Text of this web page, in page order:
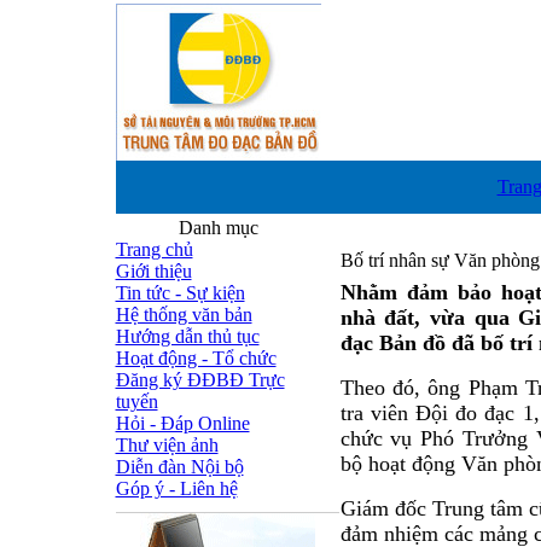
Danh mục
Trang chủ
Giới thiệu
Tin tức - Sự kiện
Hệ thống văn bản
Hướng dẫn thủ tục
Hoạt động - Tổ chức
Đăng ký ĐĐBĐ Trực
tuyến
Hỏi - Đáp Online
Thư viện ảnh
Diễn đàn Nội bộ
Góp ý - Liên hệ
Bố trí nhân sự Văn
Nhằm đảm bảo
nhà đất, vừa qua
đạc Bản đồ đã bố trí
Theo đó, ông Phạm
tra viên Đội đo đạc
chức vụ Phó Trưởng
bộ hoạt động Văn
Giám đốc Trung tâm
đảm nhiệm các mảng